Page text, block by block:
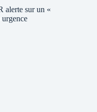
alerte sur un «